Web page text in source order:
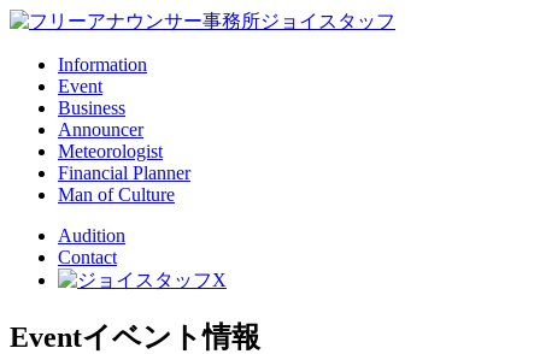
Information
Event
Business
Announcer
Meteorologist
Financial Planner
Man of Culture
Audition
Contact
Eventイベント情報